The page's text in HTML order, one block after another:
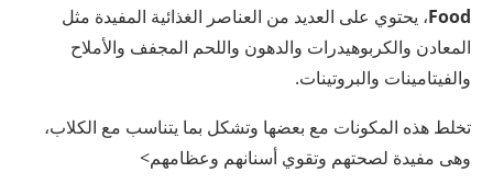
Food، يحتوي على العديد من العناصر الغذائية المفيدة مثل
المعادن والكربوهيدرات والدهون واللحم المجفف والأملاح
والفيتامينات والبروتينات.
تخلط هذه المكونات مع بعضها وتشكل بما يتناسب مع الكلاب،
وهى مفيدة لصحتهم وتقوي أسنانهم وعظامهم>